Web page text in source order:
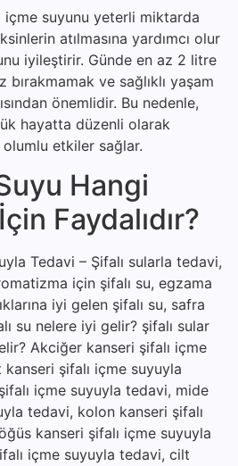
içme suyunu yeterli miktarda
atılmasına yardımcı olur
iyileştirir. Günde en az 2 litre
ve sağlıklı yaşam
önemlidir. Bu nedenle,
hayatta düzenli olarak
olumlu etkiler sağlar.
Hangi
Faydalıdır?
Tedavi – Şifalı sularla tedavi,
için şifalı su, egzama
iyi gelen şifalı su, safra
su nelere iyi gelir? şifalı sular
Akciğer kanseri şifalı içme
şifalı içme suyuyla
içme suyuyla tedavi, mide
tedavi, kolon kanseri şifalı
kanseri şifalı içme suyuyla
içme suyuyla tedavi, cilt